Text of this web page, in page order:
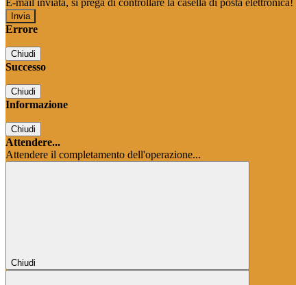
E-mail inviata, si prega di controllare la casella di posta elettronica!
Errore
Chiudi
Successo
Chiudi
Informazione
Chiudi
Attendere...
Attendere il completamento dell'operazione...
Chiudi